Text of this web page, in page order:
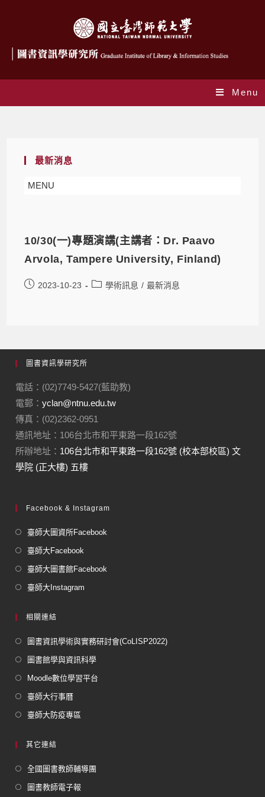
Menu
最新消息
MENU
10/30(一)專題演講(主講者：Dr. Paavo
Arvola, Tampere University, Finland)
2023-10-23 學術訊息 / 最新消息
圖書資訊學研究所
電話：(02)7749-5427(藍助教)
電郵：yclan@ntnu.edu.tw
傳真：(02)2362-0951
通訊地址：106台北市和平東路一段162號
所辦地址： 106台北市和平東路一段162號 (校本部校區) 文
學院 (正大樓) 五樓
Facebook & Instagram
臺師大圖資所Facebook
臺師大Facebook
臺師大圖書館Facebook
臺師大Instagram
相關連結
圖書資訊學術與實務研討會(CoLISP2022)
圖書館學與資訊科學
Moodle數位學習平台
臺師大行事曆
臺師大防疫專區
其它連結
全國圖書教師輔導團
圖書教師電子報